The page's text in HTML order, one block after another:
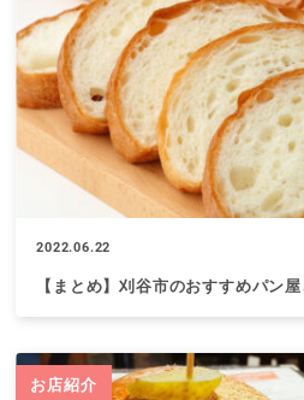
2022.06.22
【まとめ】刈谷市のおすすめパン
お店紹介